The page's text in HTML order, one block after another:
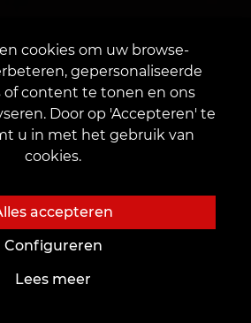
cookies om uw browse-
gepersonaliseerde
of content te tonen en ons
Door op 'Accepteren' te
u in met het gebruik van
cookies.
accepteren
Configureren
Lees meer